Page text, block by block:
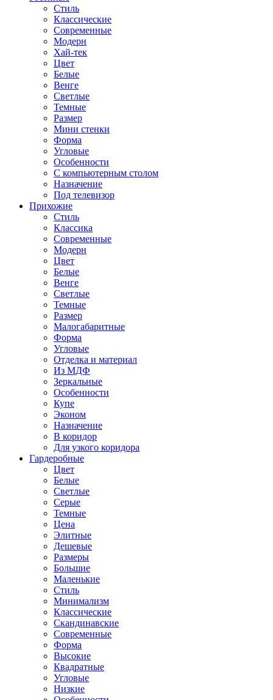
Стиль
Классические
Современные
Модерн
Хай-тек
Цвет
Белые
Венге
Светлые
Темные
Размер
Мини стенки
Форма
Угловые
Особенности
С компьютерным столом
Назначение
Под телевизор
Прихожие
Стиль
Классика
Современные
Модерн
Цвет
Белые
Венге
Светлые
Темные
Размер
Малогабаритные
Форма
Угловые
Отделка и материал
Из МДФ
Зеркальные
Особенности
Купе
Эконом
Назначение
В коридор
Для узкого коридора
Гардеробные
Цвет
Белые
Светлые
Серые
Темные
Цена
Элитные
Дешевые
Размеры
Большие
Маленькие
Стиль
Минимализм
Классические
Скандинавские
Современные
Форма
Высокие
Квадратные
Угловые
Низкие